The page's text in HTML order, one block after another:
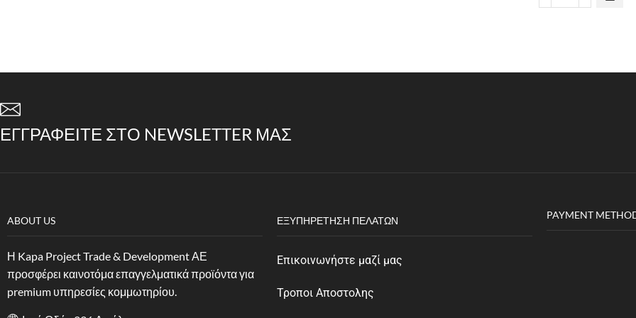
ΕΓΓΡΑΦΕΊΤΕ ΣΤΟ NEWSLETTER ΜΑΣ
ABOUT US
Η Kapa Project Trade & Development ΑΕ
προσφέρει καινοτόμα επαγγελματικά προϊόντα για
premium υπηρεσίες κομμωτηρίου.
ΕΞΥΠΗΡΈΤΗΣΗ ΠΕΛΑΤΏΝ
Επικοινωνήστε μαζί μας
Τροποι Αποστολης
PAYMENT